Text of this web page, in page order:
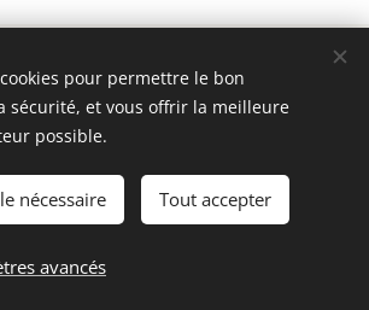
Ajouter au panier
mini model rails
Langues
Français
Nederlands
pour permettre le bon
sécurité, et vous offrir la meilleure
possible.
nécessaire Tout accepter
avancés